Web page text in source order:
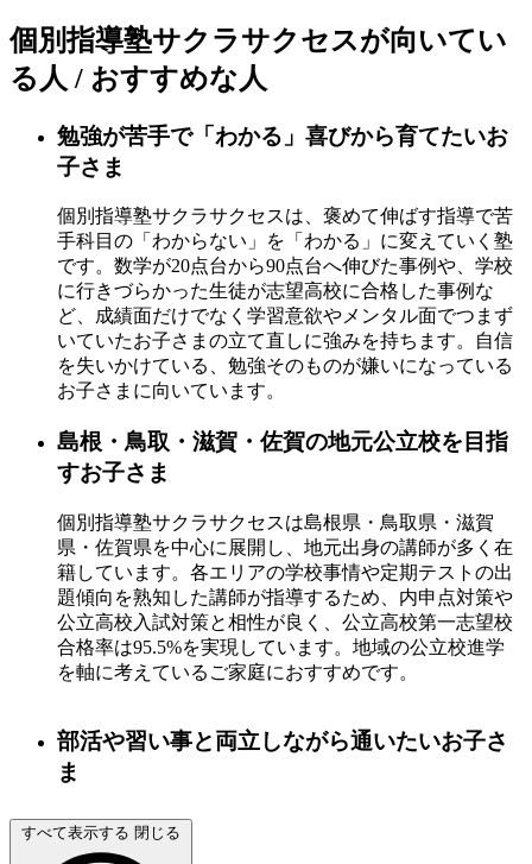
個別指導塾サクラサクセスが向いてい
る人 / おすすめな人
勉強が苦手で「わかる」喜びから育てたいお
子さま
個別指導塾サクラサクセスは、褒めて伸ばす指導で苦
手科目の「わからない」を「わかる」に変えていく塾
です。数学が20点台から90点台へ伸びた事例や、学校
に行きづらかった生徒が志望高校に合格した事例な
ど、成績面だけでなく学習意欲やメンタル面でつまず
いていたお子さまの立て直しに強みを持ちます。自信
を失いかけている、勉強そのものが嫌いになっている
お子さまに向いています。
島根・鳥取・滋賀・佐賀の地元公立校を目指
すお子さま
個別指導塾サクラサクセスは島根県・鳥取県・滋賀
県・佐賀県を中心に展開し、地元出身の講師が多く在
籍しています。各エリアの学校事情や定期テストの出
題傾向を熟知した講師が指導するため、内申点対策や
公立高校入試対策と相性が良く、公立高校第一志望校
合格率は95.5%を実現しています。地域の公立校進学
を軸に考えているご家庭におすすめです。
部活や習い事と両立しながら通いたいお子さ
ま
個別指導塾サクラサクセスは当日15時までに連絡すれ
ば振替授業に対応してくれるため、試合や大会、急な
すべて表示する 閉じる